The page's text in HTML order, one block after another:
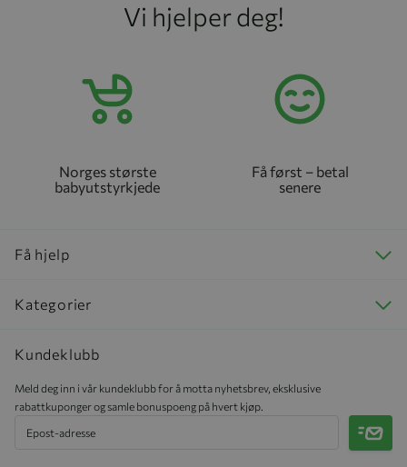
Vi hjelper deg!
Norges største
babyutstyrkjede
Få først – betal
senere
Få hjelp
Kategorier
Kundeklubb
Meld deg inn i vår kundeklubb for å motta nyhetsbrev, eksklusive
rabattkuponger og samle bonuspoeng på hvert kjøp.
Meld